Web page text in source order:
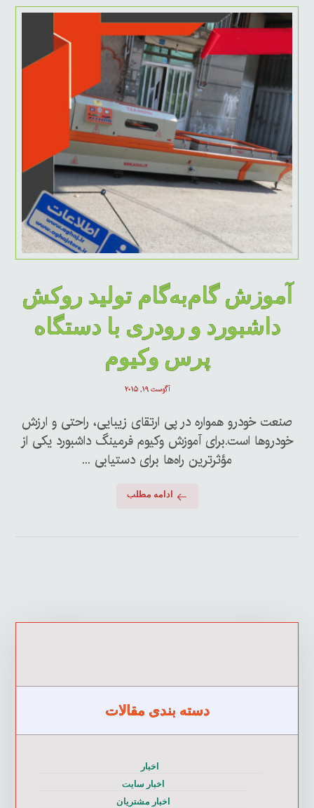
آموزش گام‌به‌گام تولید روکش
داشبورد و رودری با دستگاه
پرس وکیوم
آگوست ۱۹, ۲۰۱۵
صنعت خودرو همواره در پی ارتقای زیبایی، راحتی و ارزش
خودروها است.برای آموزش وکیوم فرمینگ داشبورد یکی از
مؤثرترین راه‌ها برای دستیابی ...
ادامه مطلب
دسته بندی مقالات
اخبار
اخبار سایت
اخبار مشتریان